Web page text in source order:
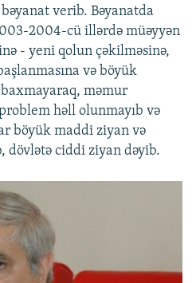
verib. Bəyanatda
2004-cü illərdə müəyyən
- yeni qolun çəkilməsinə,
və böyük
məmur
həll olunmayıb və
böyük maddi ziyan və
dövlətə ciddi ziyan dəyib.